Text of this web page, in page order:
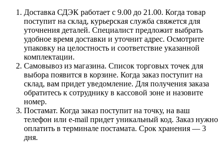
Доставка СДЭК работает с 9.00 до 21.00. Когда товар
поступит на склад, курьерская служба свяжется для
уточнения деталей. Специалист предложит выбрать
удобное время доставки и уточнит адрес. Осмотрите
упаковку на целостность и соответствие указанной
комплектации.
Самовывоз из магазина. Список торговых точек для
выбора появится в корзине. Когда заказ поступит на
склад, вам придет уведомление. Для получения заказа
обратитесь к сотруднику в кассовой зоне и назовите
номер.
Постамат. Когда заказ поступит на точку, на ваш
телефон или e-mail придет уникальный код. Заказ нужно
оплатить в терминале постамата. Срок хранения — 3
дня.